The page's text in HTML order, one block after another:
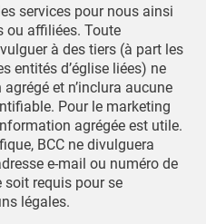
services pour nous ainsi
ou affiliées. Toute
à des tiers (à part les
entités d’église liées) ne
et n’inclura aucune
Pour le marketing
agrégée est utile.
BCC ne divulguera
e-mail ou numéro de
soit requis pour se
légales.